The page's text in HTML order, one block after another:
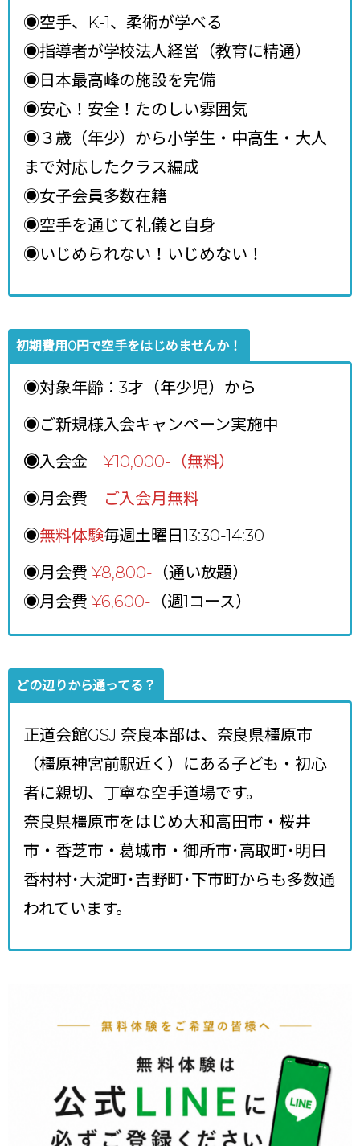
◉空手、K-1、柔術が学べる
◉指導者が学校法人経営（教育に精通）
◉日本最高峰の施設を完備
◉安心！安全！たのしい雰囲気
◉３歳（年少）から小学生・中高生・大人
まで対応したクラス編成
◉女子会員多数在籍
◉空手を通じて礼儀と自身
◉いじめられない！いじめない！
初期費用0円で空手をはじめませんか！
◉対象年齢：3才（年少児）から
◉ご新規様入会キャンペーン実施中
◉入会金｜ ¥10,000-（無料）
◉月会費｜
ご入会月無料
◉無料体験毎週土曜日13:30-14:30
◉月会費 ¥8,800- （通い放題）
◉月会費 ¥6,600- （週1コース）
どの辺りから通ってる？
正道会館GSJ 奈良本部は、奈良県橿原市
（橿原神宮前駅近く）にある子ども・初心
者に親切、丁寧な空手道場です。
奈良県橿原市をはじめ大和高田市・桜井
市・香芝市・葛城市・御所市･高取町･明日
香村村･大淀町･吉野町･下市町からも多数通
われています。